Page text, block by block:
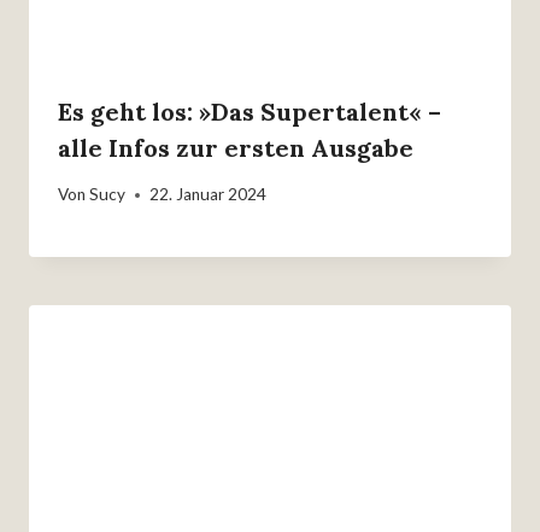
Es geht los: »Das Supertalent« –
alle Infos zur ersten Ausgabe
Von Sucy 22. Januar 2024